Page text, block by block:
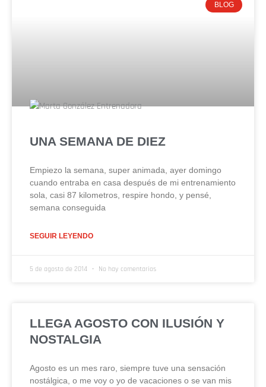
BLOG
UNA SEMANA DE DIEZ
Empiezo la semana, super animada, ayer domingo
cuando entraba en casa después de mi entrenamiento
sola, casi 87 kilometros, respire hondo, y pensé,
semana conseguida
SEGUIR LEYENDO
5 de agosto de 2014 No hay comentarios
LLEGA AGOSTO CON ILUSIÓN Y
NOSTALGIA
Agosto es un mes raro, siempre tuve una sensación
nostálgica, o me voy o yo de vacaciones o se van mis